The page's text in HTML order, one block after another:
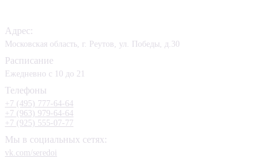
Адрес:
Московская область, г. Реутов, ул. Победы, д.30
Расписание
Ежедневно с 10 до 21
Телефоны
+7 (495) 777-64-64
+7 (963) 979-64-64
+7 (925) 555-07-77
Мы в социальных сетях:
vk.com/seredoi